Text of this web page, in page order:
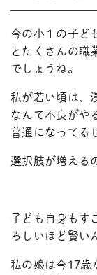
今の小１の子ど
とたくさんの職
でしょうね。
私が若い頃は、
なんて不良がや
普通になってる
選択肢が増える
子ども自身もす
ろしいほど賢い
私の娘は今17歳